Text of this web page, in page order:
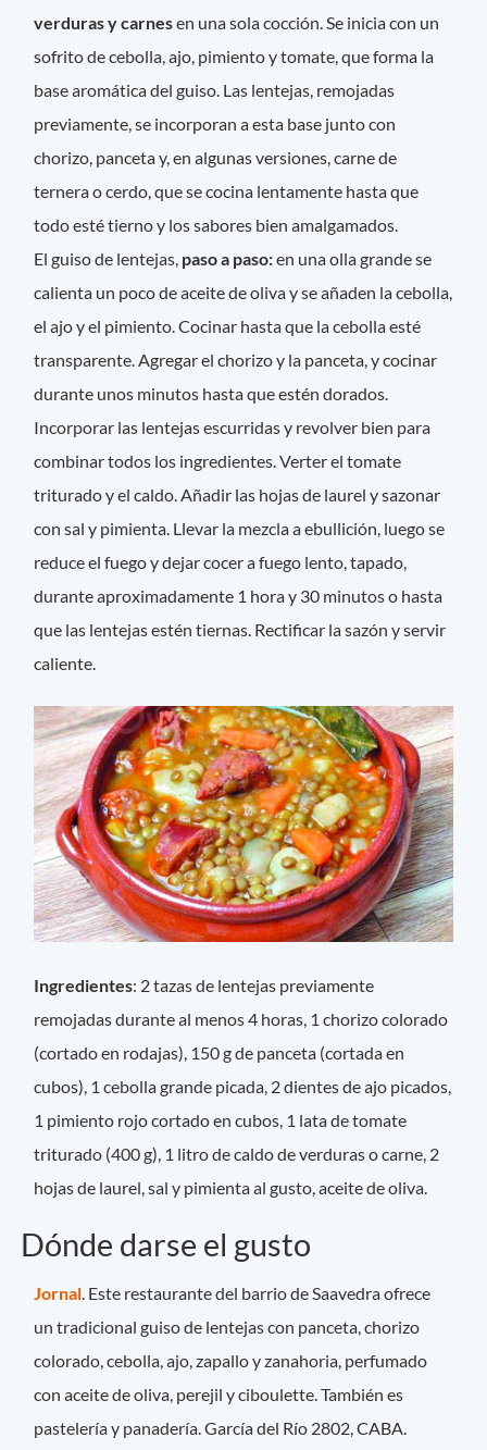
verduras y carnesen una sola cocción. Se inicia con un
sofrito de cebolla, ajo, pimiento y tomate, que forma la
base aromática del guiso. Las lentejas, remojadas
previamente, se incorporan a esta base junto con
chorizo, panceta y, en algunas versiones, carne de
ternera o cerdo, que se cocina lentamente hasta que
todo esté tierno y los sabores bien amalgamados.
El guiso de lentejas, paso a paso:en una olla grande se
calienta un poco de aceite de oliva y se añaden la cebolla,
el ajo y el pimiento. Cocinar hasta que la cebolla esté
transparente. Agregar el chorizo y la panceta, y cocinar
durante unos minutos hasta que estén dorados.
Incorporar las lentejas escurridas y revolver bien para
combinar todos los ingredientes. Verter el tomate
triturado y el caldo. Añadir las hojas de laurel y sazonar
con sal y pimienta. Llevar la mezcla a ebullición, luego se
reduce el fuego y dejar cocer a fuego lento, tapado,
durante aproximadamente 1 hora y 30 minutos o hasta
que las lentejas estén tiernas. Rectificar la sazón y servir
caliente.
Ingredientes: 2 tazas de lentejas previamente
remojadas durante al menos 4 horas, 1 chorizo colorado
(cortado en rodajas), 150 g de panceta (cortada en
cubos), 1 cebolla grande picada, 2 dientes de ajo picados,
1 pimiento rojo cortado en cubos, 1 lata de tomate
triturado (400 g), 1 litro de caldo de verduras o carne, 2
hojas de laurel, sal y pimienta al gusto, aceite de oliva.
Dónde darse el gusto
Jornal. Este restaurante del barrio de Saavedra ofrece
un tradicional guiso de lentejas con panceta, chorizo
colorado, cebolla, ajo, zapallo y zanahoria, perfumado
con aceite de oliva, perejil y ciboulette. También es
pastelería y panadería. García del Río 2802, CABA.